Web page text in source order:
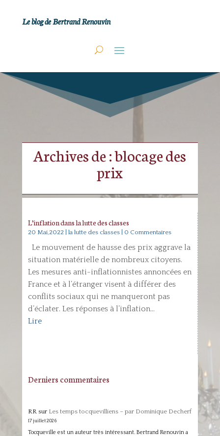
Le blog de Bertrand Renouvin
Archives de : blocage des
prix
L’inflation dans la lutte des classes
20 Mai,2022 la lutte des classes| 0 Commentaires
Le mouvement de hausse des prix aggrave la
situation matérielle de nombreux citoyens.
Les mesures anti-inflationnistes annoncées en
France et à l’étranger visent à différer des
conflits sociaux qui ne manqueront pas
d’éclater. Les réponses à l’inflation...
Lire
Derniers commentaires
RRsur Les temps tocquevilliens – par Dominique Decherf
17 juillet 2026
Tocqueville est un auteur très intéressant. Bertrand Renouvin a